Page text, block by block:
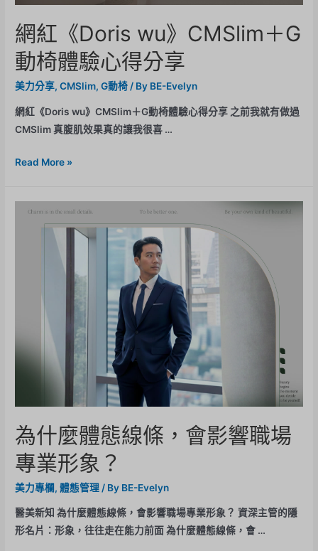
網紅《Doris wu》CMSlim＋G
動椅體驗心得分享
美力分享,CMSlim,G動椅 / By BE-Evelyn
網紅《Doris wu》CMSlim＋G動椅體驗心得分享 之前我就有做過
CMSlim 真腹肌效果真的讓我很喜 …
Read More »
為什麼體態線條，會影響職場
專業形象？
美力專欄,體態管理 / By BE-Evelyn
醫美新知 為什麼體態線條，會影響職場專業形象？ 資深主管的隱
形名片：形象，往往走在能力前面 為什麼體態線條，會 …